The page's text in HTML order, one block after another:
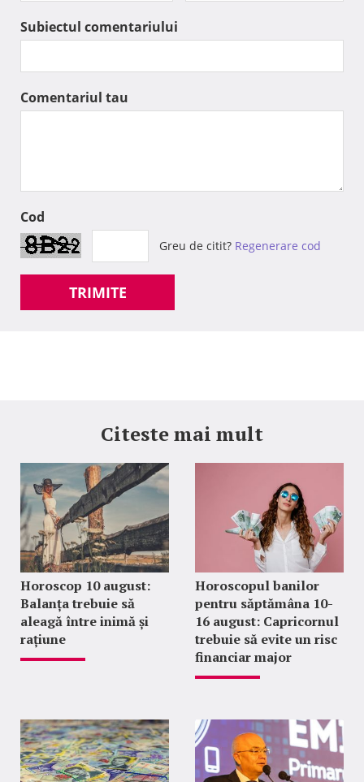
Subiectul comentariului
Comentariul tau
Cod
Greu de citit? Regenerare cod
TRIMITE
Citeste mai mult
Horoscop 10 august:
Balanța trebuie să
aleagă între inimă și
rațiune
Horoscopul banilor
pentru săptămâna 10-
16 august: Capricornul
trebuie să evite un risc
financiar major